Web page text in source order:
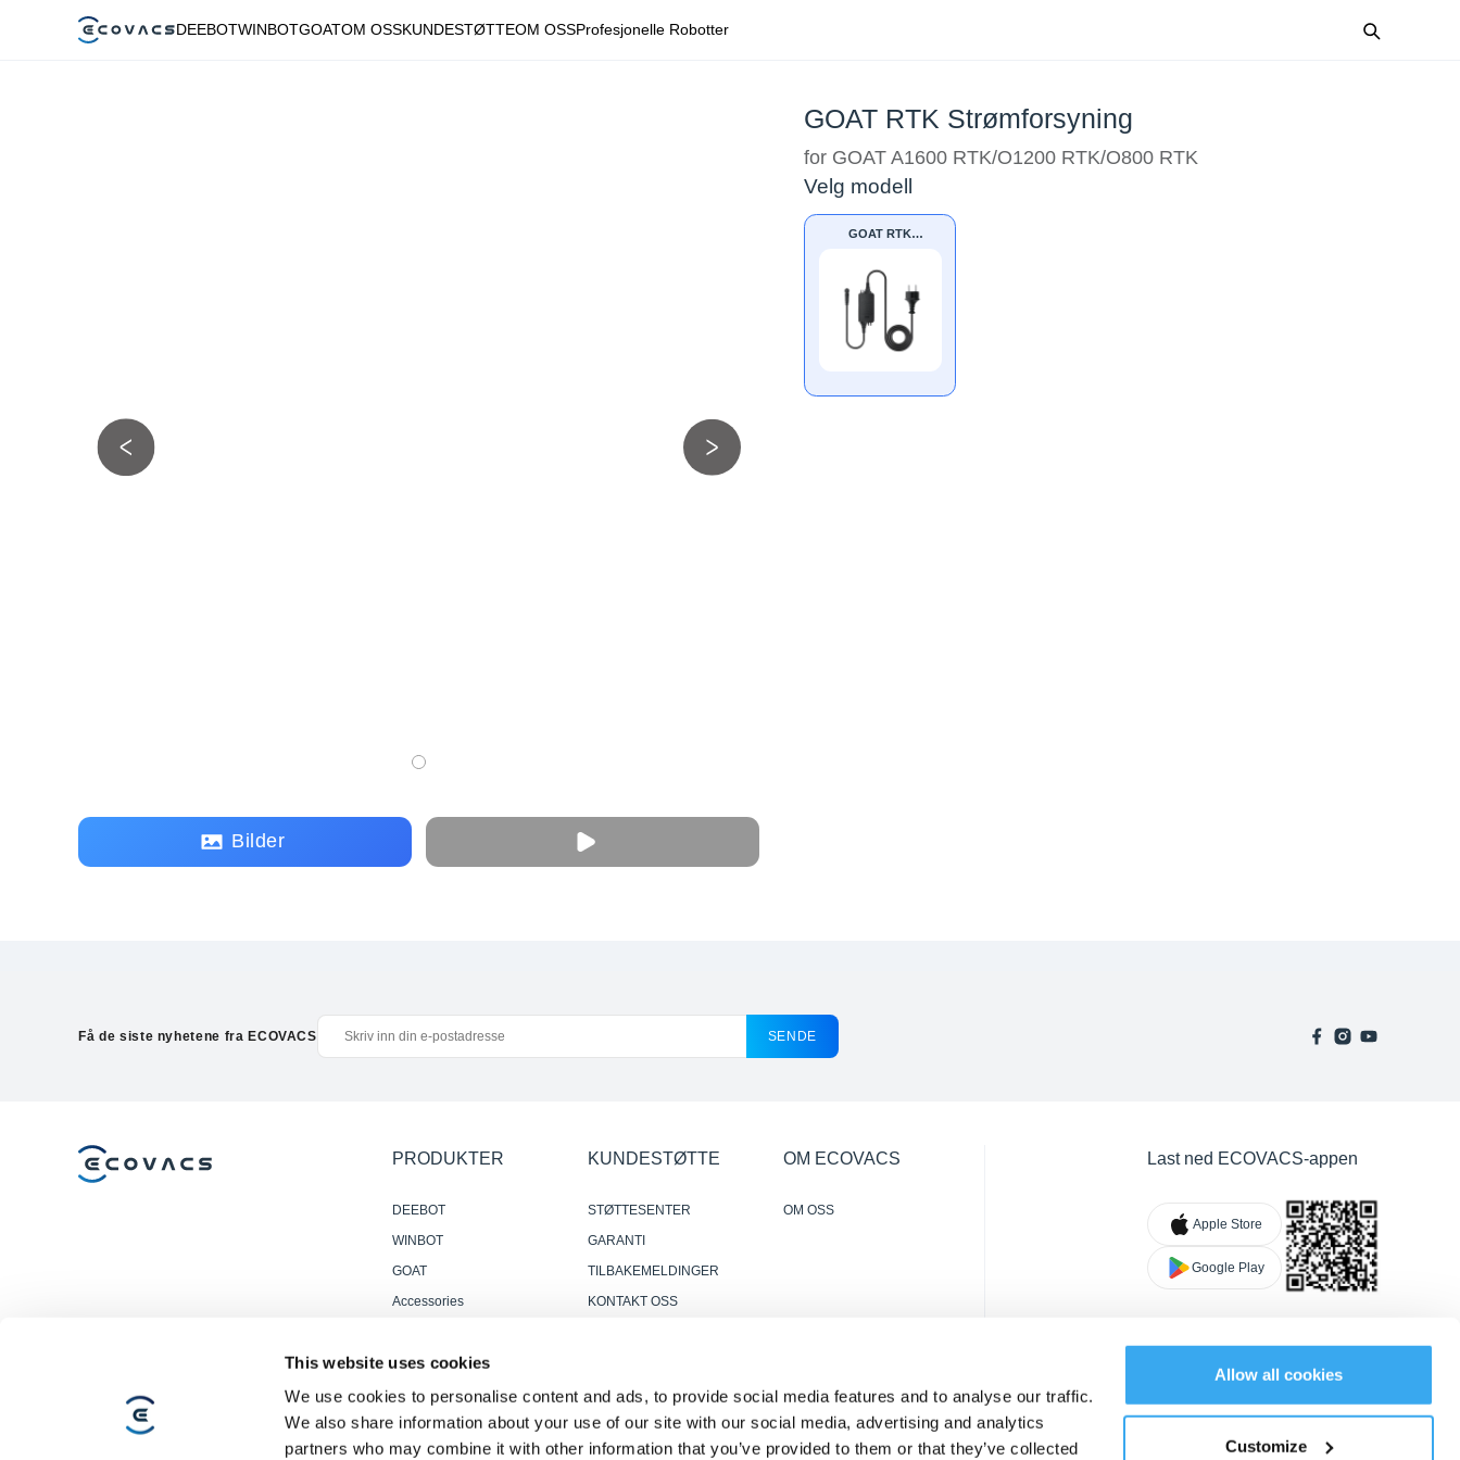
This website uses cookies
We use cookies to personalise content and ads, to provide social media features and to analyse our traffic.
We also share information about your use of our site with our social media, advertising and analytics
partners who may combine it with other information that you’ve provided to them or that they’ve collected
Allow all cookies
Customize
DEEBOTWINBOTGOATOM OSSKUNDESTØTTEOM OSSProfesjonelle Robotter
Bilder
GOAT RTK Strømforsyning
for GOAT A1600 RTK/O1200 RTK/O800 RTK
Velg modell
GOAT RTK
Få de siste nyhetene fra ECOVACS SENDE
PRODUKTER
DEEBOT
WINBOT
GOAT
Accessories
Gulvvaskroboter
KUNDESTØTTE
STØTTESENTER
GARANTI
TILBAKEMELDINGER
KONTAKT OSS
ANMELDELSER
OM ECOVACS
OM OSS
Last ned ECOVACS-appen
Apple Store
Google Play